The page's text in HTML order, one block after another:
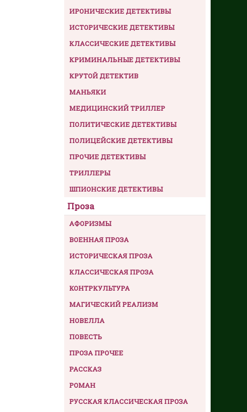
ИРОНИЧЕСКИЕ ДЕТЕКТИВЫ
ИСТОРИЧЕСКИЕ ДЕТЕКТИВЫ
КЛАССИЧЕСКИЕ ДЕТЕКТИВЫ
КРИМИНАЛЬНЫЕ ДЕТЕКТИВЫ
КРУТОЙ ДЕТЕКТИВ
МАНЬЯКИ
МЕДИЦИНСКИЙ ТРИЛЛЕР
ПОЛИТИЧЕСКИЕ ДЕТЕКТИВЫ
ПОЛИЦЕЙСКИЕ ДЕТЕКТИВЫ
ПРОЧИЕ ДЕТЕКТИВЫ
ТРИЛЛЕРЫ
ШПИОНСКИЕ ДЕТЕКТИВЫ
Проза
АФОРИЗМЫ
ВОЕННАЯ ПРОЗА
ИСТОРИЧЕСКАЯ ПРОЗА
КЛАССИЧЕСКАЯ ПРОЗА
КОНТРКУЛЬТУРА
МАГИЧЕСКИЙ РЕАЛИЗМ
НОВЕЛЛА
ПОВЕСТЬ
ПРОЗА ПРОЧЕЕ
РАССКАЗ
РОМАН
РУССКАЯ КЛАССИЧЕСКАЯ ПРОЗА